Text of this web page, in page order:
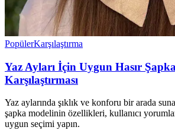
PopülerKarşılaştırma
Yaz Ayları İçin Uygun Hasır
Karşılaştırması
Yaz aylarında şıklık ve konforu bir arada
şapka modelinin özellikleri, kullanıcı
uygun seçimi yapın.